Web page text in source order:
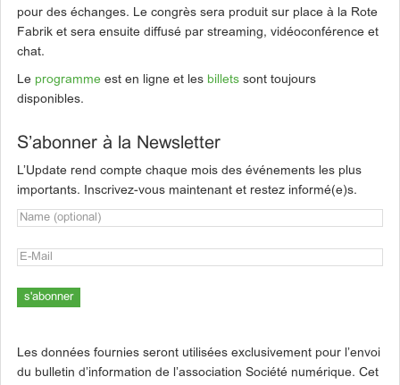
pour des échanges. Le congrès sera produit sur place à la Rote
Fabrik et sera ensuite diffusé par streaming, vidéoconférence et
chat.
Le programme est en ligne et les billets sont toujours
disponibles.
S’abonner à la Newsletter
L’Update rend compte chaque mois des événements les plus
importants. Inscrivez-vous maintenant et restez informé(e)s.
Les données fournies seront utilisées exclusivement pour l’envoi
du bulletin d’information de l’association Société numérique. Cet